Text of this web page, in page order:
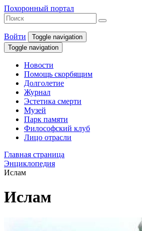
Похоронный портал
Войти
Toggle navigation
Toggle navigation
Новости
Помощь скорбящим
Долголетие
Журнал
Эстетика смерти
Музей
Парк памяти
Философский клуб
Лицо отрасли
Главная страница
Энциклопедия
Ислам
Ислам